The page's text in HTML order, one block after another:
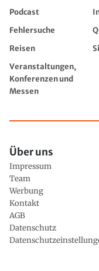
Podcast
Fehlersuche
Reisen
Veranstaltungen,
Konferenzen und
Messen
Über uns
Impressum
Team
Werbung
Kontakt
AGB
Datenschutz